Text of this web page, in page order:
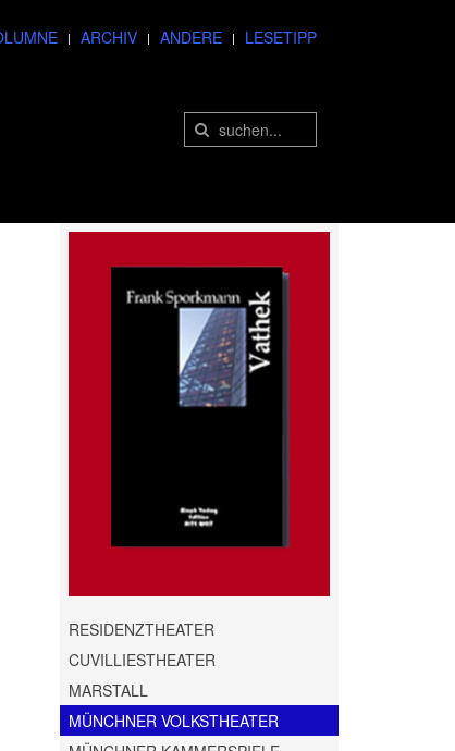
ARCHIV ANDERE LESETIPP
RESIDENZTHEATER
CUVILLIESTHEATER
MARSTALL
MÜNCHNER VOLKSTHEATER